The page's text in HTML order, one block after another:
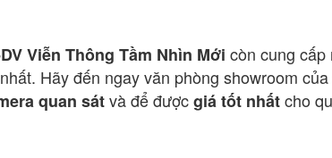
Viễn Thông Tầm Nhìn Mới còn cung cấp
Hãy đến ngay văn phòng showroom
quan sátvà để đượcgiá tốt nhấtcho